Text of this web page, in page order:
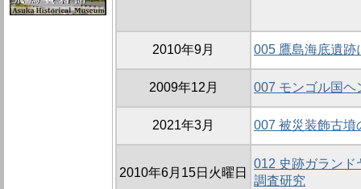
2010年9月 005 鷹島海底遺跡
2009年12月 007 モンゴル国ヘ
2021年3月 007 被災装飾古墳
2010年6月15日火曜日
012 史跡ガランド
調査研究